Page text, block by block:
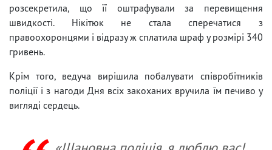
розсекретила, що її оштрафували за перевищення
швидкості. Нікітюк не стала сперечатися з
правоохоронцями і відразу ж сплатила шраф у розмірі 340
гривень.
Крім того, ведуча вирішила побалувати співробітників
поліції і з нагоди Дня всіх закоханих вручила їм печиво у
вигляді сердець.